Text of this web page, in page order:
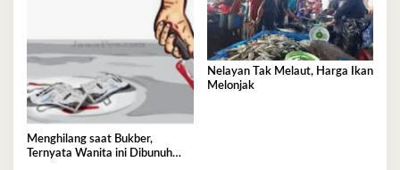
Menghilang saat Bukber,
Ternyata Wanita ini Dibunuh
Nelayan Tak Melaut, Harga Ikan
Melonjak